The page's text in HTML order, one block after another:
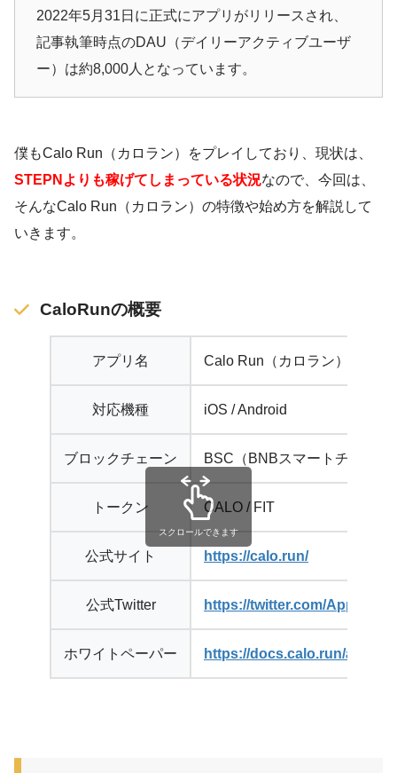
2022年5月31日に正式にアプリがリリースされ、
記事執筆時点のDAU（デイリーアクティブユーザ
ー）は約8,000人となっています。
僕もCalo Run（カロラン）をプレイしており、現状は、
STEPNよりも稼げてしまっている状況なので、今回は、
そんなCalo Run（カロラン）の特徴や始め方を解説して
いきます。
CaloRunの概要
アプリ名 Calo Run（カロラン）
対応機種 iOS / Android
ブロックチェーン BSC（BNBスマートチェーン
トークン CALO / FIT
公式サイト https://calo.run/
公式Twitter https://twitter.com/AppCalo
ホワイトペーパー https://docs.calo.run/app/